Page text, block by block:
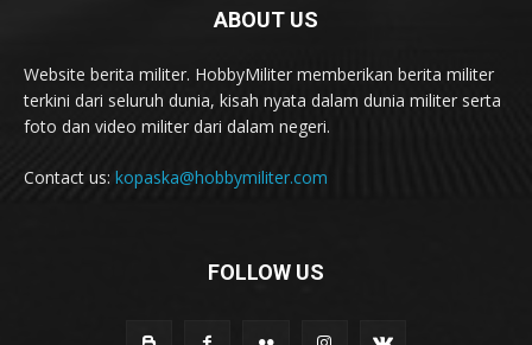
ABOUT US
Website berita militer. HobbyMiliter memberikan berita militer
terkini dari seluruh dunia, kisah nyata dalam dunia militer serta
foto dan video militer dari dalam negeri.
Contact us: kopaska@hobbymiliter.com
FOLLOW US